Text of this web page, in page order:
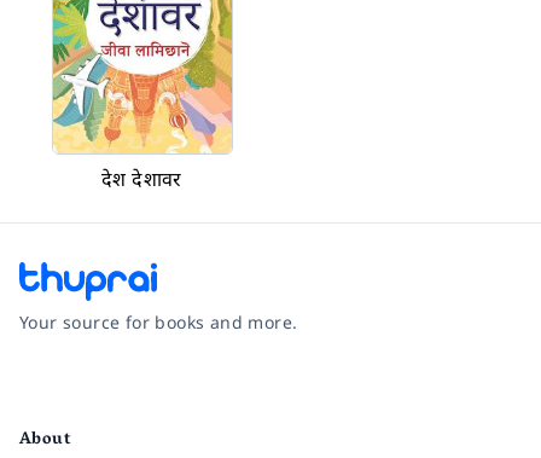
देश देशावर
Your source for books and more.
About